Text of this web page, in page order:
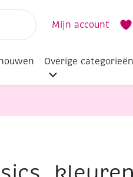
Mijn account
Overige categorieën